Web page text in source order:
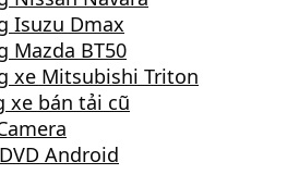
Isuzu Dmax
Mazda BT50
xe Mitsubishi Triton
xe bán tải cũ
Android